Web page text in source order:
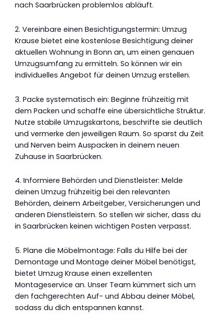
nach Saarbrücken problemlos abläuft.
2. Vereinbare einen Besichtigungstermin: Umzug
Krause bietet eine kostenlose Besichtigung deiner
aktuellen Wohnung in Bonn an, um einen genauen
Umzugsumfang zu ermitteln. So können wir ein
individuelles Angebot für deinen Umzug erstellen.
3. Packe systematisch ein: Beginne frühzeitig mit
dem Packen und schaffe eine übersichtliche Struktur.
Nutze stabile Umzugskartons, beschrifte sie deutlich
und vermerke den jeweiligen Raum. So sparst du Zeit
und Nerven beim Auspacken in deinem neuen
Zuhause in Saarbrücken.
4. Informiere Behörden und Dienstleister: Melde
deinen Umzug frühzeitig bei den relevanten
Behörden, deinem Arbeitgeber, Versicherungen und
anderen Dienstleistern. So stellen wir sicher, dass du
in Saarbrücken keinen wichtigen Posten verpasst.
5. Plane die Möbelmontage: Falls du Hilfe bei der
Demontage und Montage deiner Möbel benötigst,
bietet Umzug Krause einen exzellenten
Montageservice an. Unser Team kümmert sich um
den fachgerechten Auf- und Abbau deiner Möbel,
sodass du dich entspannen kannst.